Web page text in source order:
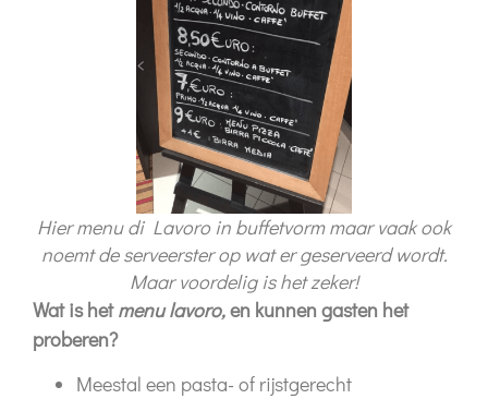
Hier menu di Lavoro in buffetvorm maar vaak ook
noemt de serveerster op wat er geserveerd wordt.
Maar voordelig is het zeker!
Wat is hetmenu lavoro,en kunnen gasten het
proberen?
Meestal een pasta- of rijstgerecht